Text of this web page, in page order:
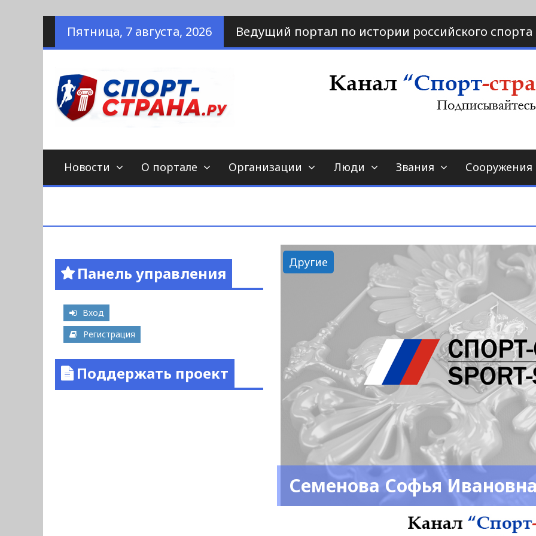
НаверхПятница, 7 августа, 2026 Ведущий портал по истории российского спорта
Спорт-страна.ру
портал по истории спорта
Новости О портале Организации Люди Звания Сооружения
Другие
Семенова Софья
Панель управления
Вход
Регистрация
Поддержать проект